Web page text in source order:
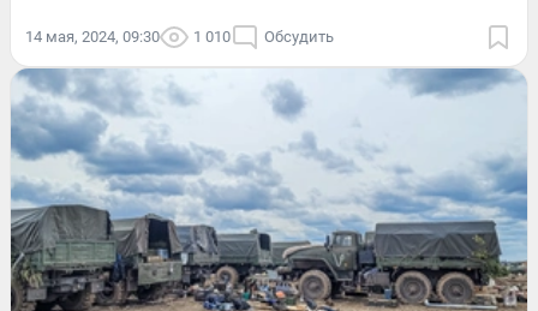
14 мая, 2024, 09:30 1 010 Обсудить